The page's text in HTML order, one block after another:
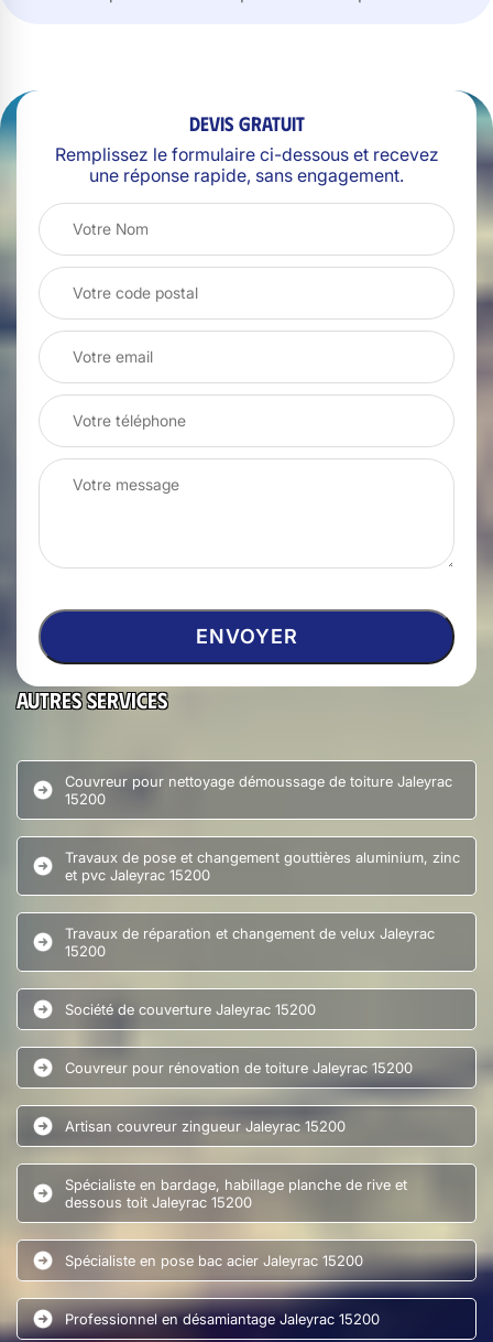
Devis gratuit
Remplissez le formulaire ci-dessous et recevez
une réponse rapide, sans engagement.
Autres services
Couvreur pour nettoyage démoussage de toiture Jaleyrac
15200
Travaux de pose et changement gouttières aluminium, zinc
et pvc Jaleyrac 15200
Travaux de réparation et changement de velux Jaleyrac
15200
Société de couverture Jaleyrac 15200
Couvreur pour rénovation de toiture Jaleyrac 15200
Artisan couvreur zingueur Jaleyrac 15200
Spécialiste en bardage, habillage planche de rive et
dessous toit Jaleyrac 15200
Spécialiste en pose bac acier Jaleyrac 15200
Professionnel en désamiantage Jaleyrac 15200